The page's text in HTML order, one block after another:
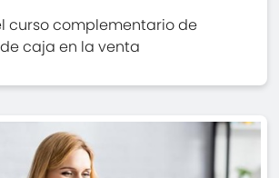
curso complementario de
caja en la venta